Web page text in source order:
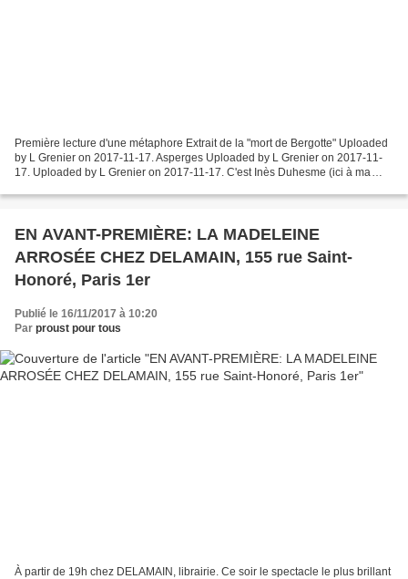
Première lecture d'une métaphore Extrait de la "mort de Bergotte" Uploaded
by L Grenier on 2017-11-17. Asperges Uploaded by L Grenier on 2017-11-
17. Uploaded by L Grenier on 2017-11-17. C'est Inès Duhesme (ici à ma
EN AVANT-PREMIÈRE: LA MADELEINE
ARROSÉE CHEZ DELAMAIN, 155 rue Saint-
Honoré, Paris 1er
Publié le 16/11/2017 à 10:20
Par proust pour tous
À partir de 19h chez DELAMAIN, librairie. Ce soir le spectacle le plus brillant